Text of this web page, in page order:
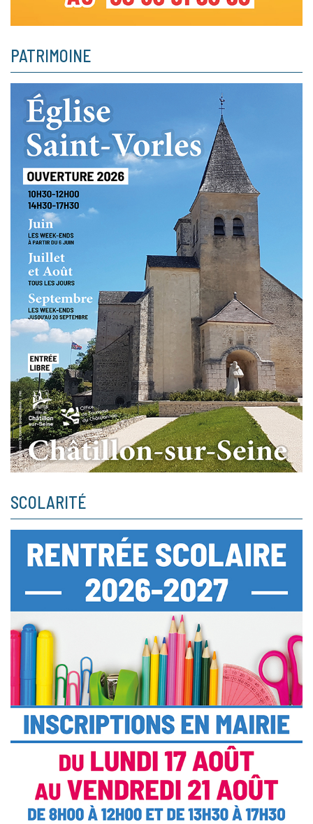
PATRIMOINE
SCOLARITÉ